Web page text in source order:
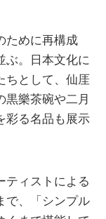
ために再構成
ぶ。日本文化に
ちとして、仙厓
黒樂茶碗や二月
彩る名品も展示
ティストによる
で、「シンプル